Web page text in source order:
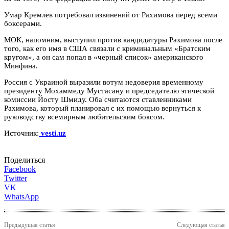
Умар Кремлев потребовал извинений от Рахимова перед всеми
боксерами.
МОК, напомним, выступил против кандидатуры Рахимова после
того, как его имя в США связали с криминальным «Братским
кругом», а он сам попал в «черный список» американского
Минфина.
Россия с Украиной выразили вотум недоверия временному
президенту Мохаммеду Мустасану и председателю этической
комиссии Йосту Шмиду. Оба считаются ставленниками
Рахимова, который планировал с их помощью вернуться к
руководству всемирным любительским боксом.
Источник: vesti.uz
Поделиться
Facebook
Twitter
VK
WhatsApp
Предыдущая статья
Следующая статья